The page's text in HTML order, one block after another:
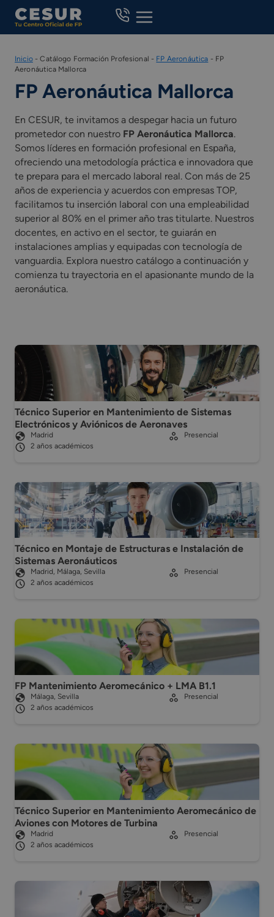
Skip
content
Inicio-Catálogo Formación Profesional - FP Aeronáutica - FP
Aeronáutica Mallorca
FP Aeronáutica Mallorca
En CESUR, te invitamos a despegar hacia un futuro
prometedor con nuestro FP Aeronáutica Mallorca.
Somos líderes en formación profesional en España,
ofreciendo una metodología práctica e innovadora que
te prepara para el mercado laboral real. Con más de 25
años de experiencia y acuerdos con empresas TOP,
facilitamos tu inserción laboral con una empleabilidad
superior al 80% en el primer año tras titularte. Nuestros
docentes, en activo en el sector, te guiarán en
instalaciones amplias y equipadas con tecnología de
vanguardia. Explora nuestro catálogo a continuación y
comienza tu trayectoria en el apasionante mundo de la
aeronáutica.
Técnico Superior en Mantenimiento de Sistemas
Electrónicos y Aviónicos de Aeronaves
Madrid
2 años académicos
Presencial
Técnico en Montaje de Estructuras e Instalación de
Sistemas Aeronáuticos
Madrid, Málaga, Sevilla
2 años académicos
Presencial
FP Mantenimiento Aeromecánico + LMA B1.1
Málaga, Sevilla
2 años académicos
Presencial
Técnico Superior en Mantenimiento Aeromecánico de
Aviones con Motores de Turbina
Madrid
2 años académicos
Presencial